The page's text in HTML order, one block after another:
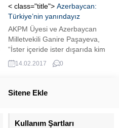
< class="title"> Azerbaycan:
Türkiye’nin yanındayız
AKPM Üyesi ve Azerbaycan
Milletvekili Ganire Paşayeva,
“İster içeride ister dışarıda kim
Türkiye karşıtı bir harekette
bulunursa bizi karşısında bulur.”
14.02.2017 0
Sitene Ekle
Kullanım Şartları